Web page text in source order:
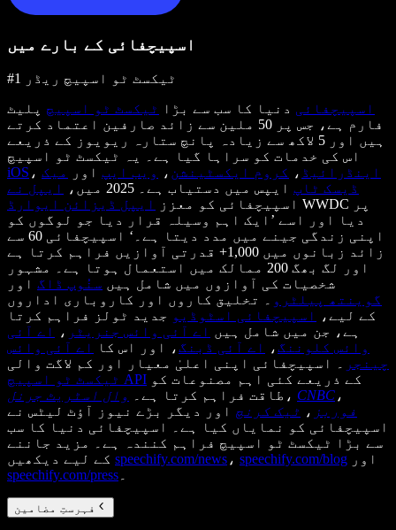
اسپیچفائی کے بارے میں
#1 ٹیکسٹ ٹو اسپیچ ریڈر
اسپیچفائی دنیا کا سب سے بڑا ٹیکسٹ ٹو اسپیچ پلیٹ
فارم ہے، جس پر 50 ملین سے زائد صارفین اعتماد کرتے
ہیں اور 5 لاکھ سے زیادہ پانچ ستارہ ریویوز کے ذریعے
اس کی خدمات کو سراہا گیا ہے۔ یہ ٹیکسٹ ٹو اسپیچ
iOS ، اینڈرائیڈ ، کروم ایکسٹینشن ، ویب ایپ اور
میک
ڈیسک ٹاپ ایپس میں دستیاب ہے۔ 2025 میں،
ایپل نے
اسپیچفائی کو معزز
ایپل ڈیزائن ایوارڈ
WWDC پر
دیا اور اسے ’ایک اہم وسیلہ قرار دیا جو لوگوں کو
اپنی زندگی جینے میں مدد دیتا ہے۔‘ اسپیچفائی 60 سے
زائد زبانوں میں 1,000+ قدرتی آوازیں فراہم کرتا ہے
اور لگ بھگ 200 ممالک میں استعمال ہوتا ہے۔ مشہور
شخصیات کی آوازوں میں شامل ہیں سنُوپ ڈاگ اور
گوینتھ پیلٹرو
۔ تخلیق کاروں اور کاروباری اداروں
کے لیے،
اسپیچفائی اسٹوڈیو جدید ٹولز فراہم کرتا
ہے، جن میں شامل ہیں اے آئی وائس جنریٹر ،
اے آئی
وائس کلوننگ، اے آئی ڈبنگ، اور اس کا
اے آئی وائس
چینجر
۔ اسپیچفائی اپنی اعلیٰ معیار اور کم لاگت والی
ٹیکسٹ ٹو اسپیچ API
طاقت فراہم کرتا ہے۔
وال اسٹریٹ جرنل ، CNBC ،
فوربز ، ٹیک کرنچ اور دیگر بڑے نیوز آؤٹ لیٹس نے
اسپیچفائی کو نمایاں کیا ہے۔ اسپیچفائی دنیا کا سب
سے بڑا ٹیکسٹ ٹو اسپیچ فراہم کنندہ ہے۔ مزید جاننے
speechify.com/news ، speechify.com/blog اور
speechify.com/press
فہرستِ مضامین